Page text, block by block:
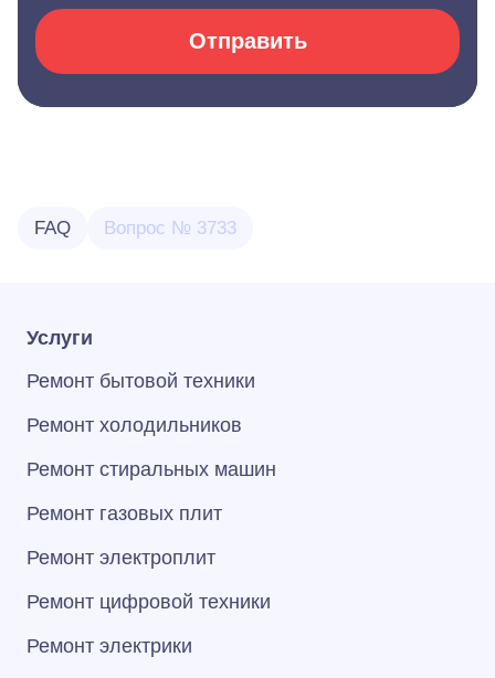
Отправить
FAQ Вопрос № 3733
Услуги
Ремонт бытовой техники
Ремонт холодильников
Ремонт стиральных машин
Ремонт газовых плит
Ремонт электроплит
Ремонт цифровой техники
Ремонт электрики